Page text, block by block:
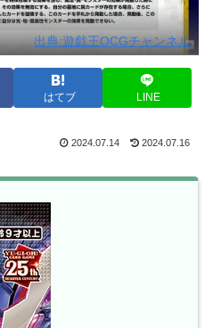
出典:遊戯王OCGチャンネル
はてブ LINE
2024.07.14 2024.07.16